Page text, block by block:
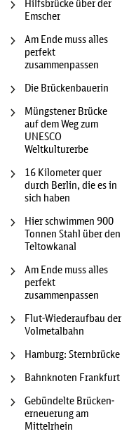
Hilfsbrücke über der
Emscher
Am Ende muss alles
perfekt
zusammenpassen
Die Brückenbauerin
Müngstener Brücke
auf dem Weg zum
UNESCO
Weltkulturerbe
16 Kilometer quer
durch Berlin, die es in
sich haben
Hier schwimmen 900
Tonnen Stahl über den
Teltowkanal
Am Ende muss alles
perfekt
zusammenpassen
Flut-Wiederaufbau der
Volmetalbahn
Hamburg: Sternbrücke
Bahnknoten Frankfurt
Gebündelte Brücken­
erneuerung am
Mittelrhein